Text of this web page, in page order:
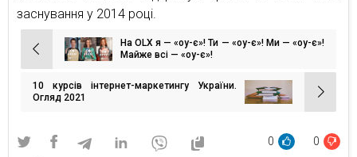
заснування у 2014 році.
Навігація
записів
На OLX я — «оу-є»! Ти — «оу-є»! Ми — «оу-є»!
Майже всі — «оу-є»!
10 курсів інтернет-маркетингу України.
Огляд 2021
0 0